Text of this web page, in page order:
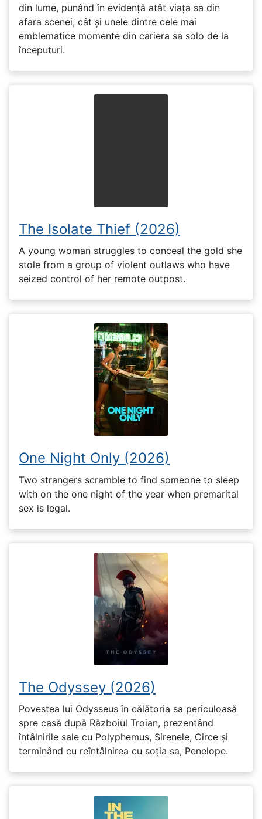
din lume, punând în evidență atât viața sa din
afara scenei, cât și unele dintre cele mai
emblematice momente din cariera sa solo de la
începuturi.
The Isolate Thief (2026)
A young woman struggles to conceal the gold she
stole from a group of violent outlaws who have
seized control of her remote outpost.
One Night Only (2026)
Two strangers scramble to find someone to sleep
with on the one night of the year when premarital
sex is legal.
The Odyssey (2026)
Povestea lui Odysseus în călătoria sa periculoasă
spre casă după Războiul Troian, prezentând
întâlnirile sale cu Polyphemus, Sirenele, Circe și
terminând cu reîntâlnirea cu soția sa, Penelope.